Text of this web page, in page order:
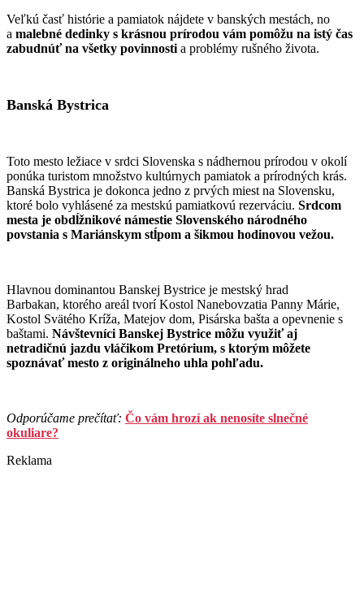
Veľkú časť histórie a pamiatok nájdete v banských mestách, no
a malebné dedinky s krásnou prírodou vám pomôžu na istý čas
zabudnúť na všetky povinnostia problémy rušného života.
Banská Bystrica
Toto mesto ležiace v srdci Slovenska s nádhernou prírodou v okolí
ponúka turistom množstvo kultúrnych pamiatok a prírodných krás.
Banská Bystrica je dokonca jedno z prvých miest na Slovensku,
ktoré bolo vyhlásené za mestskú pamiatkovú rezerváciu. Srdcom
mesta je obdĺžnikové námestie Slovenského národného
povstania s Mariánskym stĺpom a šikmou hodinovou vežou.
Hlavnou dominantou Banskej Bystrice je mestský hrad
Barbakan, ktorého areál tvorí Kostol Nanebovzatia Panny Márie,
Kostol Svätého Kríža, Matejov dom, Pisárska bašta a opevnenie s
baštami. Návštevníci Banskej Bystrice môžu využiť aj
netradičnú jazdu vláčikom Pretórium, s ktorým môžete
spoznávať mesto z originálneho uhla pohľadu.
Odporúčame prečítať: Čo vám hrozí ak nenosíte slnečné
okuliare?
Reklama